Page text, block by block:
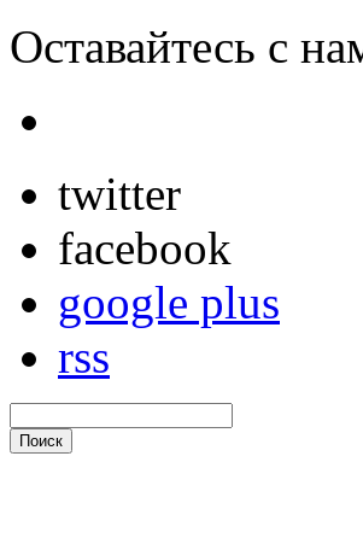
Оставайтесь с
twitter
facebook
google plus
rss